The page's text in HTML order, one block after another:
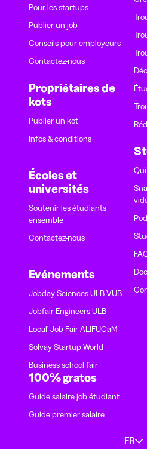
Pour les startups
Publier un job
Conseils pour employeurs
Contactez-nous
Propriétaires de
kots
Publier un kot
Infos & conditions
Écoles et
universités
Soutenir les étudiants
ensemble
Contactez-nous
Evénements
Jobday Sciences ULB-VUB
Jobfair Engineers ULB
Local' Job Fair ALIFUCaM
Solvay Startup World
Business school fair
100% gratos
Guide salaire job étudiant
Guide premier salaire
FR